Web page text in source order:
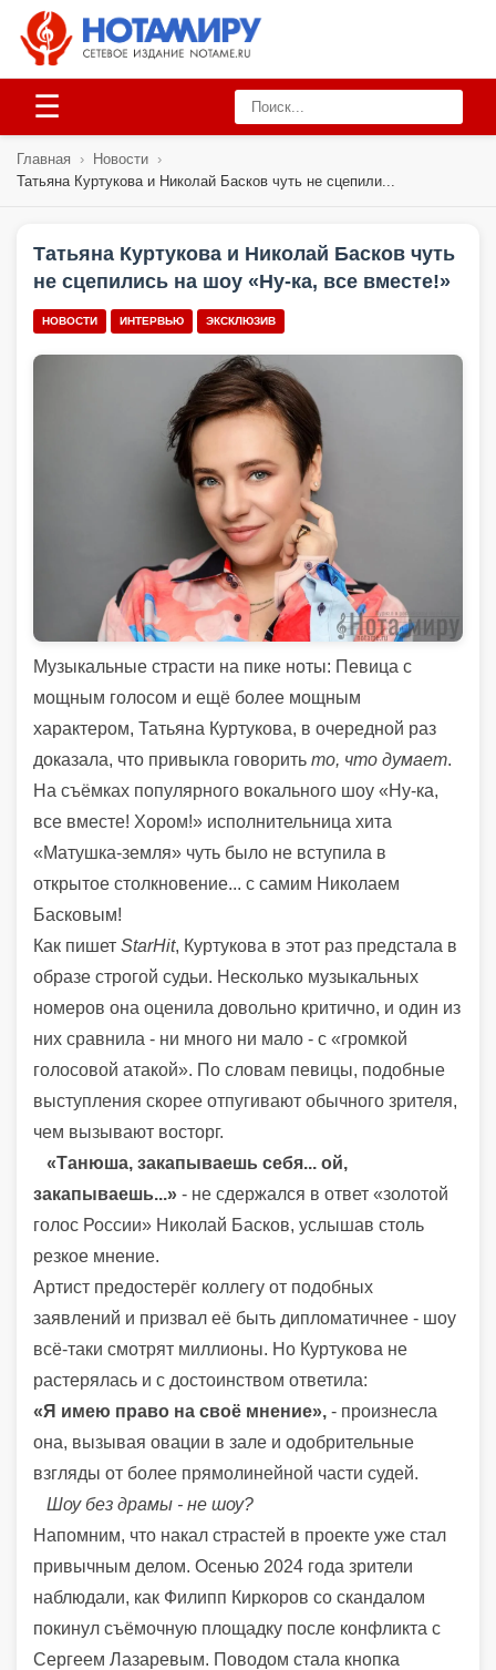
☰
Главная › Новости ›
Татьяна Куртукова и Николай Басков чуть не сцепили...
Татьяна Куртукова и Николай Басков чуть
не сцепились на шоу «Ну-ка, все вместе!»
НОВОСТИ ИНТЕРВЬЮ ЭКСКЛЮЗИВ
Музыкальные страсти на пике ноты: Певица с
мощным голосом и ещё более мощным
характером, Татьяна Куртукова, в очередной раз
доказала, что привыкла говорить то, что думает.
На съёмках популярного вокального шоу «Ну-ка,
все вместе! Хором!» исполнительница хита
«Матушка-земля» чуть было не вступила в
открытое столкновение... с самим Николаем
Басковым!
Как пишет StarHit, Куртукова в этот раз предстала в
образе строгой судьи. Несколько музыкальных
номеров она оценила довольно критично, и один из
них сравнила - ни много ни мало - с «громкой
голосовой атакой». По словам певицы, подобные
выступления скорее отпугивают обычного зрителя,
чем вызывают восторг.
«Танюша, закапываешь себя... ой,
закапываешь...» - не сдержался в ответ «золотой
голос России» Николай Басков, услышав столь
резкое мнение.
Артист предостерёг коллегу от подобных
заявлений и призвал её быть дипломатичнее - шоу
всё-таки смотрят миллионы. Но Куртукова не
растерялась и с достоинством ответила:
«Я имею право на своё мнение», - произнесла
она, вызывая овации в зале и одобрительные
взгляды от более прямолинейной части судей.
Шоу без драмы - не шоу?
Напомним, что накал страстей в проекте уже стал
привычным делом. Осенью 2024 года зрители
наблюдали, как Филипп Киркоров со скандалом
покинул съёмочную площадку после конфликта с
Сергеем Лазаревым. Поводом стала кнопка